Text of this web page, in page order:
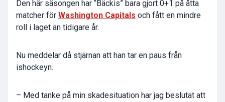
Den här säsongen har “Bäckis” bara gjort 0+1 på åtta
matcher för Washington Capitals och fått en mindre
roll i laget än tidigare år.
Nu meddelar då stjärnan att han tar en paus från
ishockeyn.
– Med tanke på min skadesituation har jag beslutat att